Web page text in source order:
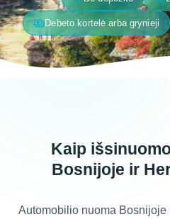
paymentsDebeto kortelė arba grynieji
Kaip
Bosnijoje ir
Automobilio nuoma